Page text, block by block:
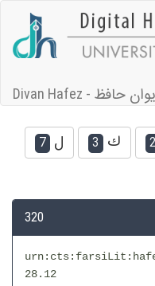
Divan Hafez - حافظ
2 ك 3 ل 7
320
28.12